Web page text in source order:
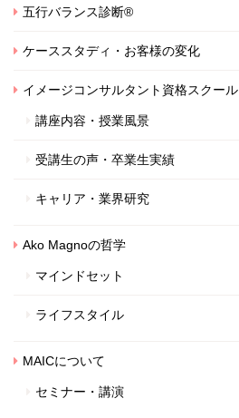
五行バランス診断®
ケーススタディ・お客様の変化
イメージコンサルタント資格スクール
講座内容・授業風景
受講生の声・卒業生実績
キャリア・業界研究
Ako Magnoの哲学
マインドセット
ライフスタイル
MAICについて
セミナー・講演